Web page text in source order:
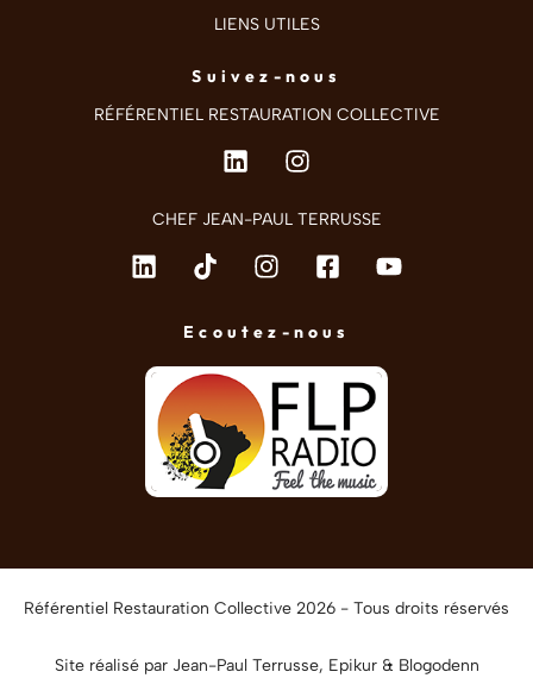
LIENS UTILES
Suivez-nous
RÉFÉRENTIEL RESTAURATION COLLECTIVE
CHEF JEAN-PAUL TERRUSSE
Ecoutez-nous
Référentiel Restauration Collective 2026 - Tous droits réservés
Site réalisé par Jean-Paul Terrusse, Epikur & Blogodenn